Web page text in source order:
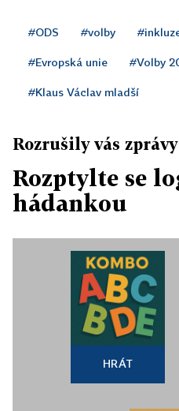
#ODS #volby
#Evropská unie #Volby
#Klaus Václav mladší
Rozrušily vás
Rozptylte se
hádankou
HRÁT